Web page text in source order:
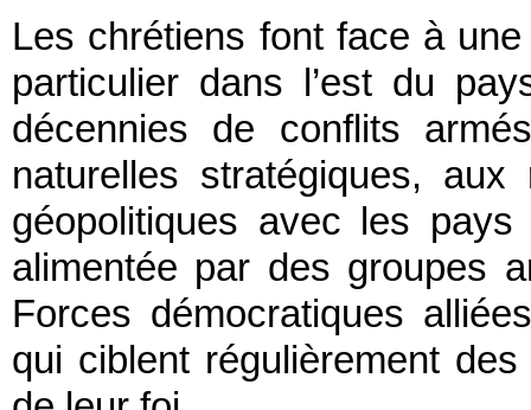
Les chrétiens font face à
particulier dans l’est du
décennies de conflits
naturelles stratégiques,
géopolitiques avec les
alimentée par des groupes
Forces démocratiques
qui ciblent régulièrement